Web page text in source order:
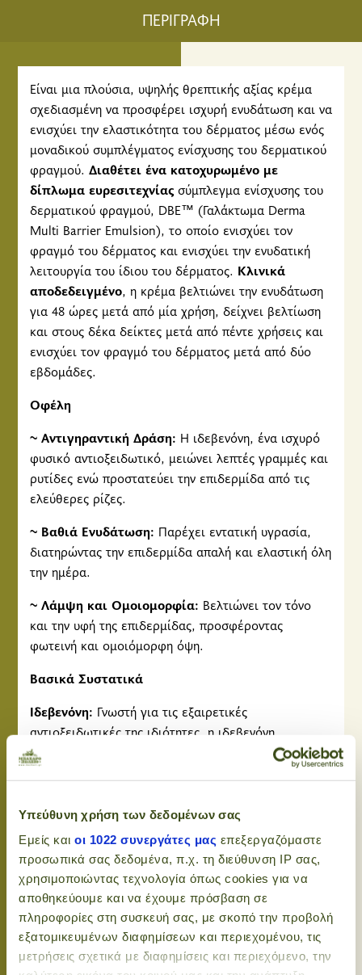
Υπεύθυνη χρήση των δεδομένων σας
Εμείς και οι 1022 συνεργάτες μας επεξεργαζόμαστε
προσωπικά σας δεδομένα, π.χ. τη διεύθυνση IP σας,
χρησιμοποιώντας τεχνολογία όπως cookies για να
αποθηκεύουμε και να έχουμε πρόσβαση σε
πληροφορίες στη συσκευή σας, με σκοπό την προβολή
εξατομικευμένων διαφημίσεων και περιεχομένου, τις
μετρήσεις σχετικά με διαφημίσεις και περιεχόμενο, την
ΠΕΡΙΓΡΑΦΗ
Είναι μια πλούσια, υψηλής θρεπτικής αξίας κρέμα
σχεδιασμένη να προσφέρει ισχυρή ενυδάτωση και να
ενισχύει την ελαστικότητα του δέρματος μέσω ενός
μοναδικού συμπλέγματος ενίσχυσης του δερματικού
φραγμού. Διαθέτει ένα κατοχυρωμένο με
δίπλωμα ευρεσιτεχνίας σύμπλεγμα ενίσχυσης του
δερματικού φραγμού, DBE™ (Γαλάκτωμα Derma
Multi Barrier Emulsion), το οποίο ενισχύει τον
φραγμό του δέρματος και ενισχύει την ενυδατική
λειτουργία του ίδιου του δέρματος. Κλινικά
αποδεδειγμένο, η κρέμα βελτιώνει την ενυδάτωση
για 48 ώρες μετά από μία χρήση, δείχνει βελτίωση
και στους δέκα δείκτες μετά από πέντε χρήσεις και
ενισχύει τον φραγμό του δέρματος μετά από δύο
εβδομάδες.
Οφέλη
~ Αντιγηραντική Δράση: Η ιδεβενόνη, ένα ισχυρό
φυσικό αντιοξειδωτικό, μειώνει λεπτές γραμμές και
ρυτίδες ενώ προστατεύει την επιδερμίδα από τις
ελεύθερες ρίζες.
~ Βαθιά Ενυδάτωση: Παρέχει εντατική υγρασία,
διατηρώντας την επιδερμίδα απαλή και ελαστική όλη
την ημέρα.
~ Λάμψη και Ομοιομορφία: Βελτιώνει τον τόνο
και την υφή της επιδερμίδας, προσφέροντας
φωτεινή και ομοιόμορφη όψη.
Βασικά Συστατικά
Ιδεβενόνη: Γνωστή για τις εξαιρετικές
αντιοξειδωτικές της ιδιότητες, η ιδεβενόνη
προστατεύει την επιδερμίδα από περιβαλλοντικές
βλάβες και βελτιώνει την ελαστικότητα.
θρεπτικά συστατικά, το εκχύλισμα βατόμουρου
θρέφει και φωτίζει την επιδερμίδα, προάγοντας μια
υγιή λάμψη.
Νιασιναμίδη:Ένα πολυλειτουργικό συστατικό που
ρυθμίζει την παραγωγή σμήγματος και ενισχύει τον
επιδερμικό φραγμό, βελτιώνοντας τη συνολική υγεία
του δέρματος.